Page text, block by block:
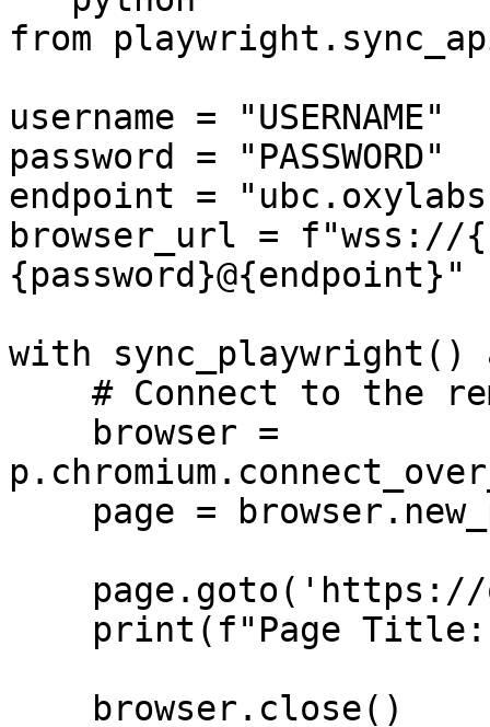
from
username = "USERNAME"
password = "PASSWORD"
endpoint =
browser_url = f"wss://
{password}@{endpoint}"
with sync_playwright()